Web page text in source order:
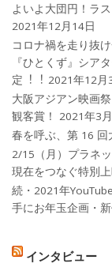
よいよ大団円！ラ
2021年12月14日
コロナ禍を⾛り抜
『ひとくず』シア
定︕︕ 2021年12月
大阪アジアン映画
観客賞！
2021年3
春を呼ぶ、第 16 回
2/15（月）プラネ
現在をつなぐ特別上
続・2021年
手にお年玉企画・
インタビュー